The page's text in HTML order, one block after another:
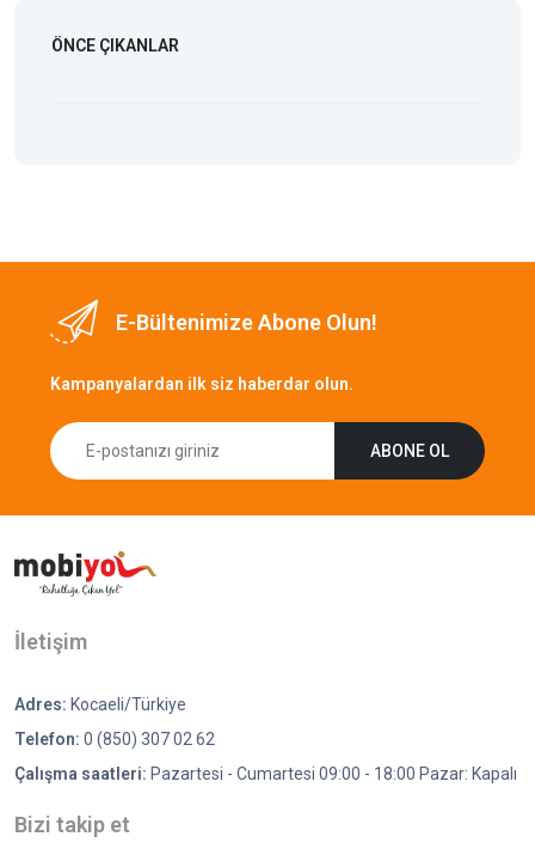
ÖNCE ÇIKANLAR
E-Bültenimize Abone Olun!
Kampanyalardan ilk siz haberdar olun.
ABONE OL
İletişim
Adres: Kocaeli/Türkiye
Telefon: 0 (850) 307 02 62
Çalışma saatleri: Pazartesi - Cumartesi 09:00 - 18:00 Pazar: Kapalı
Bizi takip et